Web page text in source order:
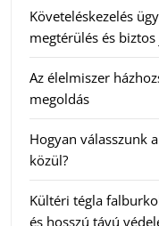
Követeléskezelés
megtérülés és
Az élelmiszer
megoldás
Hogyan válasszunk
közül?
Kültéri tégla
és hosszú távú